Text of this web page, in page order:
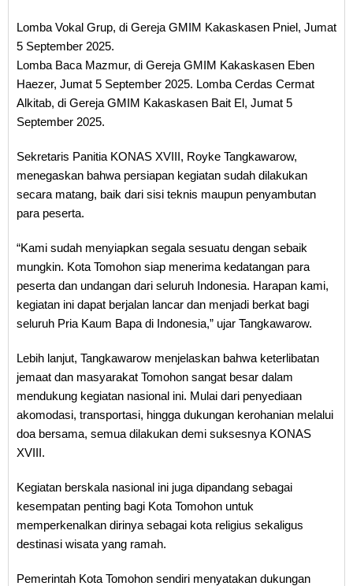
Lomba Vokal Grup, di Gereja GMIM Kakaskasen Pniel, Jumat
5 September 2025.
Lomba Baca Mazmur, di Gereja GMIM Kakaskasen Eben
Haezer, Jumat 5 September 2025. Lomba Cerdas Cermat
Alkitab, di Gereja GMIM Kakaskasen Bait El, Jumat 5
September 2025.
Sekretaris Panitia KONAS XVIII, Royke Tangkawarow,
menegaskan bahwa persiapan kegiatan sudah dilakukan
secara matang, baik dari sisi teknis maupun penyambutan
para peserta.
“Kami sudah menyiapkan segala sesuatu dengan sebaik
mungkin. Kota Tomohon siap menerima kedatangan para
peserta dan undangan dari seluruh Indonesia. Harapan kami,
kegiatan ini dapat berjalan lancar dan menjadi berkat bagi
seluruh Pria Kaum Bapa di Indonesia,” ujar Tangkawarow.
Lebih lanjut, Tangkawarow menjelaskan bahwa keterlibatan
jemaat dan masyarakat Tomohon sangat besar dalam
mendukung kegiatan nasional ini. Mulai dari penyediaan
akomodasi, transportasi, hingga dukungan kerohanian melalui
doa bersama, semua dilakukan demi suksesnya KONAS
XVIII.
Kegiatan berskala nasional ini juga dipandang sebagai
kesempatan penting bagi Kota Tomohon untuk
memperkenalkan dirinya sebagai kota religius sekaligus
destinasi wisata yang ramah.
Pemerintah Kota Tomohon sendiri menyatakan dukungan